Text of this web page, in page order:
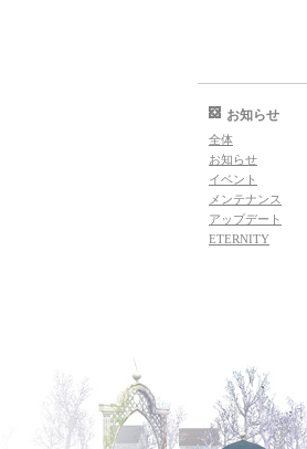
お知らせ
全体
お知らせ
イベント
メンテナンス
アップデート
ETERNITY